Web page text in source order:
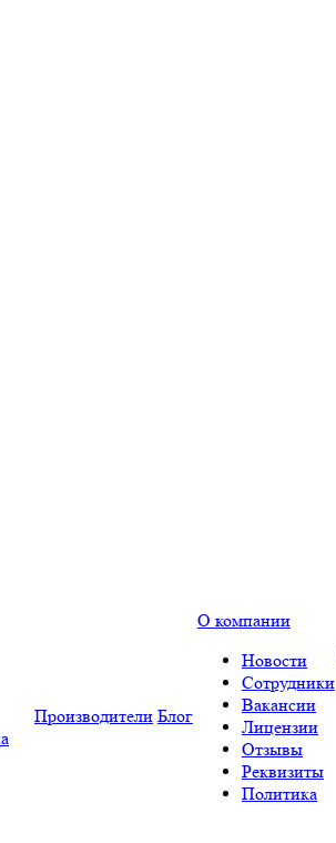
Производители Блог
О компании
Новости
Сотрудники
Вакансии
Лицензии
Отзывы
Реквизиты
Политика